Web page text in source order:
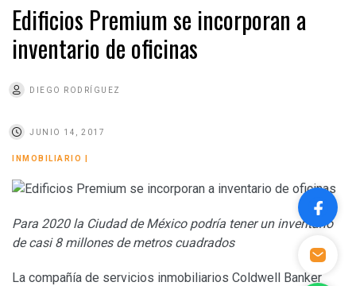
Edificios Premium se incorporan a
inventario de oficinas
DIEGO RODRÍGUEZ
JUNIO 14, 2017
INMOBILIARIO
Para 2020 la Ciudad de México podría tener un inventario
de casi 8 millones de metros cuadrados
La compañía de servicios inmobiliarios Coldwell Banker